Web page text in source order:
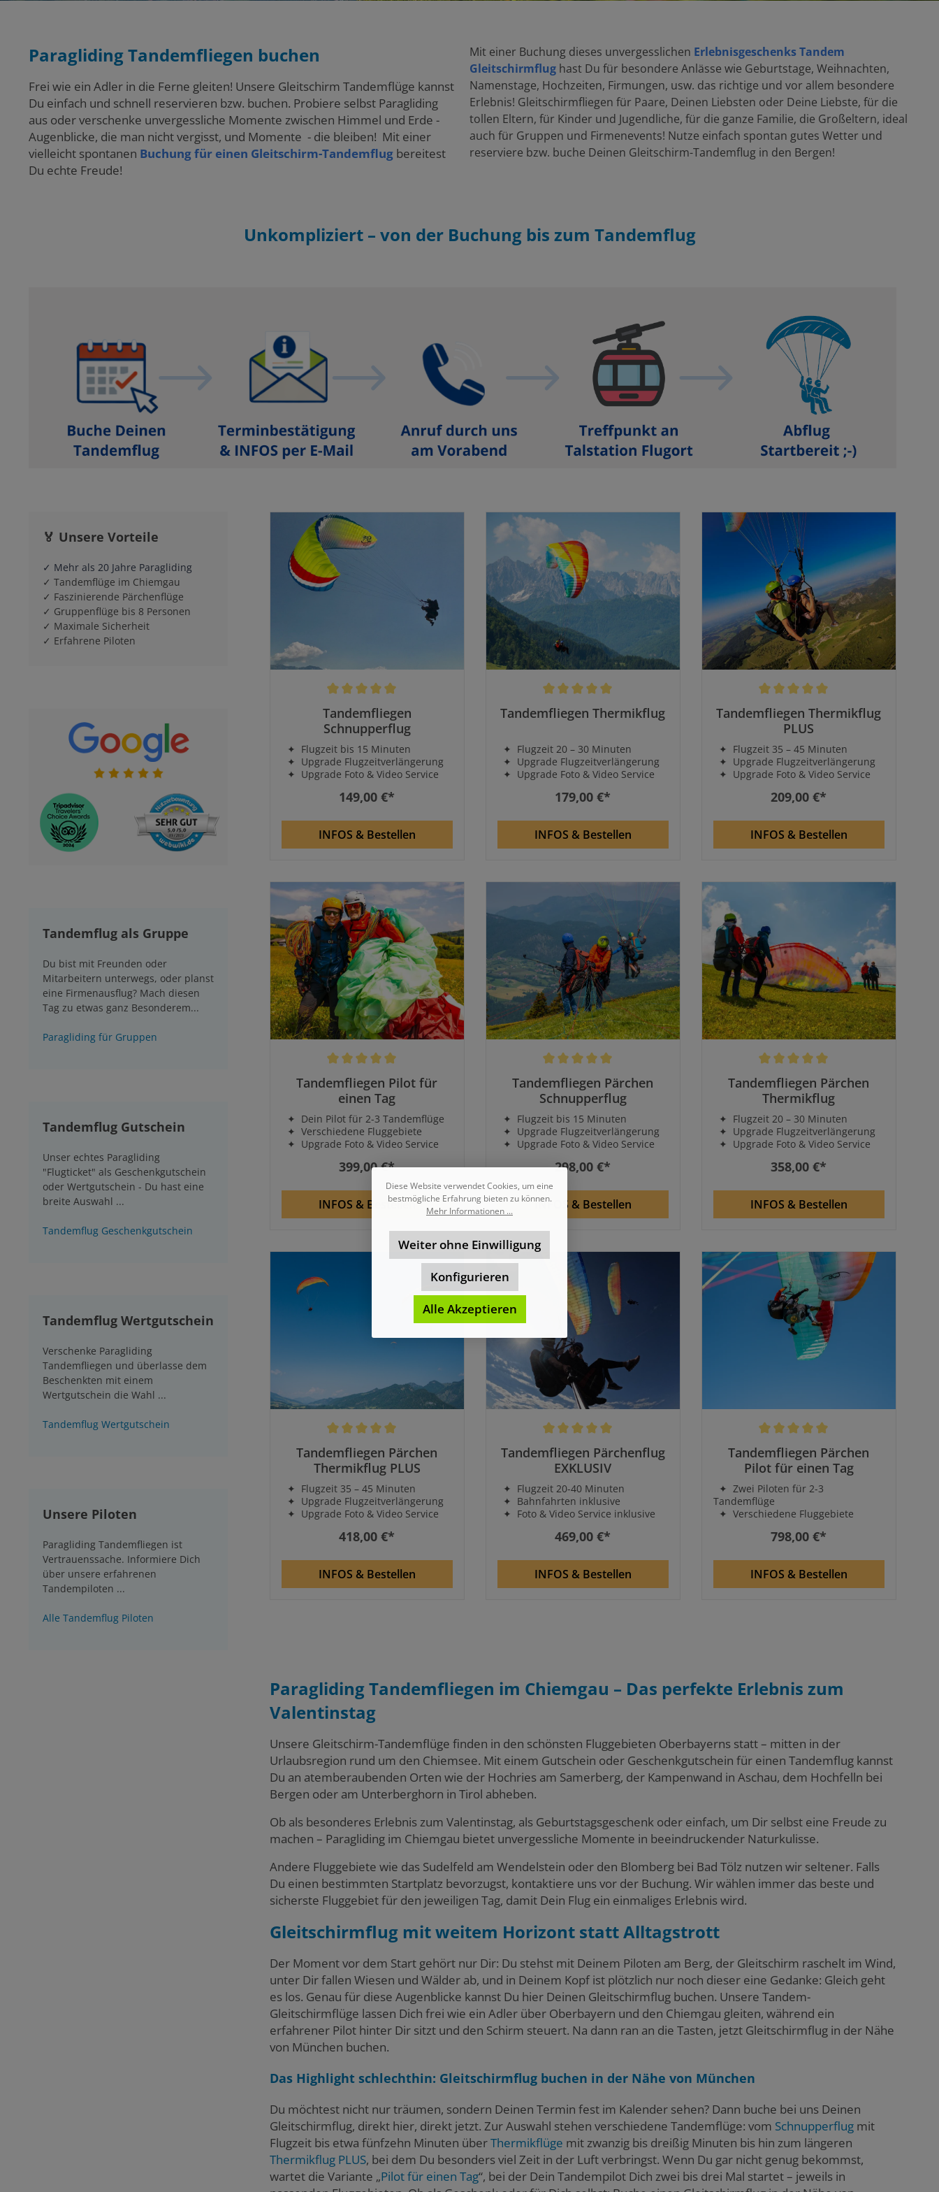
Paragliding Tandemfliegen buchen
Frei wie ein Adler in die Ferne gleiten! Unsere Gleitschirm Tandemflüge kannst
Du einfach und schnell reservieren bzw. buchen. Probiere selbst Paragliding
aus oder verschenke unvergessliche Momente zwischen Himmel und Erde -
Augenblicke, die man nicht vergisst, und Momente - die bleiben! Mit einer
vielleicht spontanen Buchung für einen Gleitschirm-Tandemflug bereitest
Du echte Freude!
Mit einer Buchung dieses unvergesslichen Erlebnisgeschenks Tandem
Gleitschirmflug hast Du für besondere Anlässe wie Geburtstage, Weihnachten,
Namenstage, Hochzeiten, Firmungen, usw. das richtige und vor allem besondere
Erlebnis! Gleitschirmfliegen für Paare, Deinen Liebsten oder Deine Liebste, für die
tollen Eltern, für Kinder und Jugendliche, für die ganze Familie, die Großeltern, ideal
auch für Gruppen und Firmenevents! Nutze einfach spontan gutes Wetter und
reserviere bzw. buche Deinen Gleitschirm-Tandemflug in den Bergen!
Unkompliziert – von der Buchung bis zum Tandemflug
🏅 Unsere Vorteile
✓ Mehr als 20 Jahre Paragliding
✓ Tandemflüge im Chiemgau
✓ Faszinierende Pärchenflüge
✓ Gruppenflüge bis 8 Personen
✓ Maximale Sicherheit
✓ Erfahrene Piloten
Tandemflug als Gruppe
Du bist mit Freunden oder
Mitarbeitern unterwegs, oder planst
eine Firmenausflug? Mach diesen
Tag zu etwas ganz Besonderem...
Paragliding für Gruppen
Tandemflug Gutschein
Unser echtes Paragliding
"Flugticket" als Geschenkgutschein
oder Wertgutschein - Du hast eine
breite Auswahl ...
Tandemflug Geschenkgutschein
Tandemflug Wertgutschein
Verschenke Paragliding
Tandemfliegen und überlasse dem
Beschenkten mit einem
Wertgutschein die Wahl ...
Tandemflug Wertgutschein
Unsere Piloten
Paragliding Tandemfliegen ist
Vertrauenssache. Informiere Dich
über unsere erfahrenen
Tandempiloten ...
Alle Tandemflug Piloten
Durchschnittliche Bewertung von 5 von 5 Sternen
Tandemfliegen
Schnupperflug
✦ Flugzeit bis 15 Minuten
✦ Upgrade Flugzeitverlängerung
✦ Upgrade Foto & Video Service
149,00 €*
INFOS & Bestellen
Durchschnittliche Bewertung von 5 von 5 Sternen
Tandemfliegen Thermikflug
✦ Flugzeit 20 – 30 Minuten
✦ Upgrade Flugzeitverlängerung
✦ Upgrade Foto & Video Service
179,00 €*
INFOS & Bestellen
Durchschnittliche Bewertung von 5 von 5
Tandemfliegen Thermikflug
PLUS
✦ Flugzeit 35 – 45 Minuten
✦ Upgrade Flugzeitverlängerung
✦ Upgrade Foto & Video Service
209,00 €*
INFOS & Bestellen
Durchschnittliche Bewertung von 5 von 5 Sternen
Tandemfliegen Pilot für
einen Tag
✦ Dein Pilot für 2-3 Tandemflüge
✦ Verschiedene Fluggebiete
✦ Upgrade Foto & Video Service
399,00 €*
INFOS & Bestellen
Durchschnittliche Bewertung von 5 von 5 Sternen
Tandemfliegen Pärchen
Schnupperflug
✦ Flugzeit bis 15 Minuten
✦ Upgrade Flugzeitverlängerung
✦ Upgrade Foto & Video Service
298,00 €*
INFOS & Bestellen
Durchschnittliche Bewertung von 5 von
Tandemfliegen Pärchen
Thermikflug
✦ Flugzeit 20 – 30 Minuten
✦ Upgrade Flugzeitverlängerung
✦ Upgrade Foto & Video Service
358,00 €*
INFOS & Bestellen
Durchschnittliche Bewertung von 5 von 5 Sternen
Tandemfliegen Pärchen
Thermikflug PLUS
✦ Flugzeit 35 – 45 Minuten
✦ Upgrade Flugzeitverlängerung
✦ Upgrade Foto & Video Service
418,00 €*
INFOS & Bestellen
Durchschnittliche Bewertung von 5 von 5 Sternen
Tandemfliegen Pärchenflug
EXKLUSIV
✦ Flugzeit 20-40 Minuten
✦ Bahnfahrten inklusive
✦ Foto & Video Service inklusive
469,00 €*
INFOS & Bestellen
Durchschnittliche Bewertung von 5 von
Tandemfliegen Pärchen
Pilot für einen Tag
✦ Zwei Piloten für 2-3
Tandemflüge
✦ Verschiedene Fluggebiete
798,00 €*
INFOS & Bestellen
Paragliding Tandemfliegen im Chiemgau – Das perfekte Erlebnis zum
Valentinstag
Unsere Gleitschirm-Tandemflüge finden in den schönsten Fluggebieten Oberbayerns statt – mitten in der
Urlaubsregion rund um den Chiemsee. Mit einem Gutschein oder Geschenkgutschein für einen Tandemflug kannst
Du an atemberaubenden Orten wie der Hochries am Samerberg, der Kampenwand in Aschau, dem Hochfelln bei
Bergen oder am Unterberghorn in Tirol abheben.
Ob als besonderes Erlebnis zum Valentinstag, als Geburtstagsgeschenk oder einfach, um Dir selbst eine Freude zu
machen – Paragliding im Chiemgau bietet unvergessliche Momente in beeindruckender Naturkulisse.
Andere Fluggebiete wie das Sudelfeld am Wendelstein oder den Blomberg bei Bad Tölz nutzen wir seltener. Falls
Du einen bestimmten Startplatz bevorzugst, kontaktiere uns vor der Buchung. Wir wählen immer das beste und
sicherste Fluggebiet für den jeweiligen Tag, damit Dein Flug ein einmaliges Erlebnis wird.
Gleitschirmflug mit weitem Horizont statt Alltagstrott
Der Moment vor dem Start gehört nur Dir: Du stehst mit Deinem Piloten am Berg, der Gleitschirm raschelt im Wind,
unter Dir fallen Wiesen und Wälder ab, und in Deinem Kopf ist plötzlich nur noch dieser eine Gedanke: Gleich geht
es los. Genau für diese Augenblicke kannst Du hier Deinen Gleitschirmflug buchen. Unsere Tandem-
Gleitschirmflüge lassen Dich frei wie ein Adler über Oberbayern und den Chiemgau gleiten, während ein
erfahrener Pilot hinter Dir sitzt und den Schirm steuert. Na dann ran an die Tasten, jetzt Gleitschirmflug in der Nähe
von München buchen.
Das Highlight schlechthin: Gleitschirmflug buchen in der Nähe von München
Du möchtest nicht nur träumen, sondern Deinen Termin fest im Kalender sehen? Dann buche bei uns Deinen
Gleitschirmflug, direkt hier, direkt jetzt. Zur Auswahl stehen verschiedene Tandemflüge: vom Schnupperflug mit
Flugzeit bis etwa fünfzehn Minuten überThermikflüge mit zwanzig bis dreißig Minuten bis hin zum längeren
Thermikflug PLUS, bei dem Du besonders viel Zeit in der Luft verbringst. Wenn Du gar nicht genug bekommst,
wartet die Variante „Pilot für einen Tag“, bei der Dein Tandempilot Dich zwei bis drei Mal startet – jeweils in
Diese Website verwendet Cookies, um eine
bestmögliche Erfahrung bieten zu können.
Mehr Informationen ...
Weiter ohne Einwilligung
Konfigurieren
Alle Akzeptieren